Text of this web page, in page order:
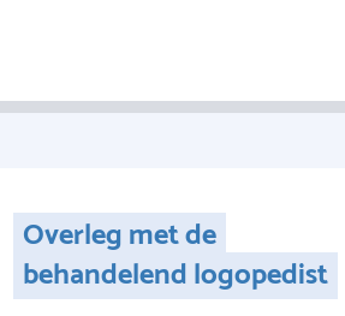
Overleg met de
behandelend logopedist